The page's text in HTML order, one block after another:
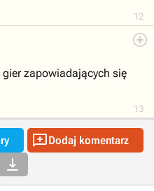
12
13
gier zapowiadających się
Dodaj komentarz
